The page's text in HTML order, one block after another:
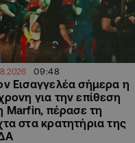
09:48
Εισαγγελέα σήμερα η
για την επίθεση
Marfin, πέρασε τη
στα κρατητήρια της